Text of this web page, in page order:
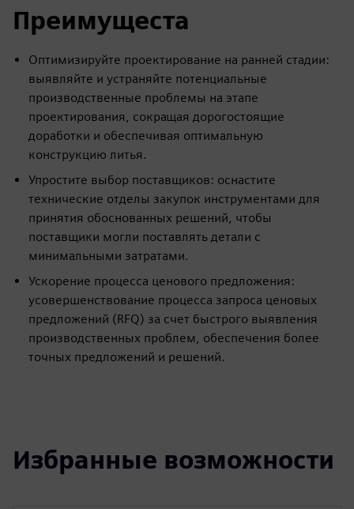
Преимущеста
Оптимизируйте проектирование на ранней стадии:
выявляйте и устраняйте потенциальные
производственные проблемы на этапе
проектирования, сокращая дорогостоящие
доработки и обеспечивая оптимальную
конструкцию литья.
Упростите выбор поставщиков: оснастите
технические отделы закупок инструментами для
принятия обоснованных решений, чтобы
поставщики могли поставлять детали с
минимальными затратами.
Ускорение процесса ценового предложения:
усовершенствование процесса запроса ценовых
предложений (RFQ) за счет быстрого выявления
производственных проблем, обеспечения более
точных предложений и решений.
Избранные возможности